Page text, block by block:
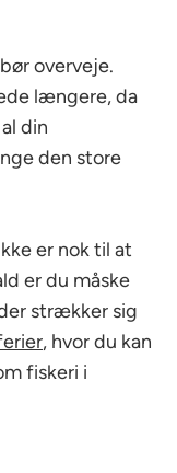
overveje.
længere, da
din
den store
er nok til at
er du måske
strækker sig
, hvor du kan
fiskeri i